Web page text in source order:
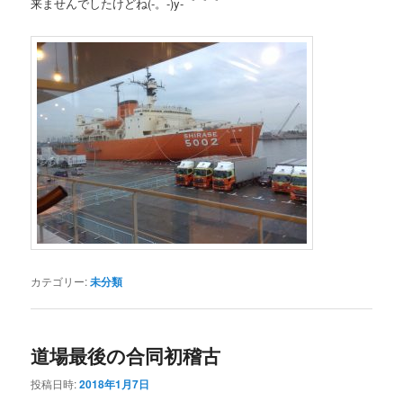
カテゴリー:未分類
道場最後の合同初稽古
投稿日時:2018年1月7日